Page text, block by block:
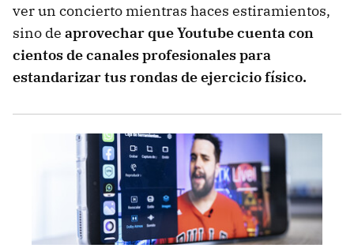
ver un concierto mientras haces estiramientos,
sino de aprovechar que Youtube cuenta con
cientos de canales profesionales para
estandarizar tus rondas de ejercicio físico.